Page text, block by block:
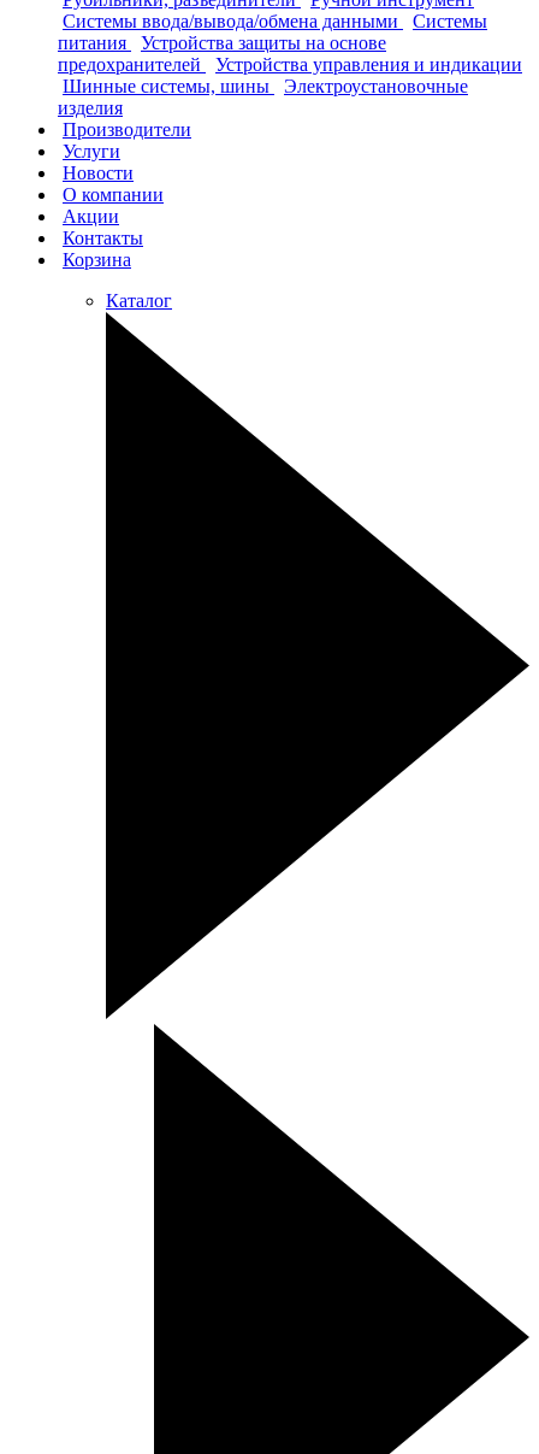
Системы ввода/вывода/обмена данными
Системы
питания
Устройства защиты на основе
предохранителей
Устройства управления и индикации
Шинные системы, шины
Электроустановочные
изделия
Производители
Услуги
Новости
О компании
Акции
Контакты
Корзина
Каталог